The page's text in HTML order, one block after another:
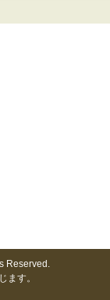
Reserved.
ます。